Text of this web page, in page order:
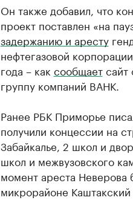
Он также добавил, что
проект поставлен «на
задержанию и аресту
нефтегазовой
года – как сообщаетсайт
группу компаний ВАНК.
Ранее РБК Приморье
получили концессии на
Забайкалье, 2 школ и
школ и межвузовского
момент ареста Неверова
микрорайоне Каштакский